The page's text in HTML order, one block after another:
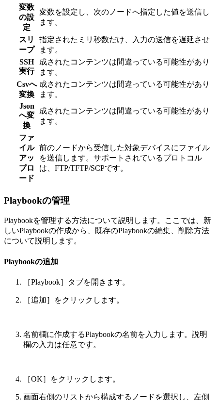
変数
の設
定
変数を設定し、次のノードへ指定した値を送信し
ます。
スリ
ープ
指定されたミリ秒数だけ、入力の送信を遅延させ
ます。
SSH
実行
成されたコンテンツは間違っている可能性があり
ます。
Csvへ
変換
成されたコンテンツは間違っている可能性があり
ます。
Json
へ変
換
成されたコンテンツは間違っている可能性があり
ます。
ファ
イル
アッ
プロ
ード
前のノードから受信した対象デバイスにファイル
を送信します。サポートされているプロトコル
は、FTP/TFTP/SCPです。
Playbookの管理
Playbookを管理する方法について説明します。ここでは、新
しいPlaybookの作成から、既存のPlaybookの編集、削除方法
について説明します。
Playbookの追加
［Playbook］タブを開きます。
［追加］をクリックします。
名前欄に作成するPlaybookの名前を入力します。説明
欄の入力は任意です。
［OK］をクリックします。
画面右側のリストから構成するノードを選択し、左側